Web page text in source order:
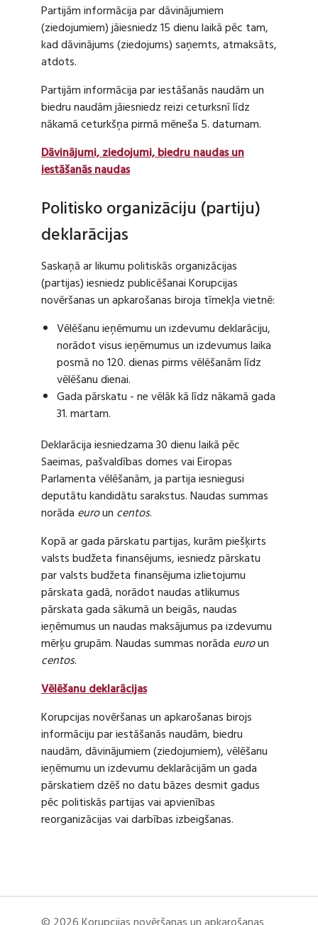
Partijām informācija par dāvinājumiem
(ziedojumiem) jāiesniedz 15 dienu laikā pēc tam,
kad dāvinājums (ziedojums) saņemts, atmaksāts,
atdots.
Partijām informācija par iestāšanās naudām un
biedru naudām jāiesniedz reizi ceturksnī līdz
nākamā ceturkšņa pirmā mēneša 5. datumam.
Dāvinājumi, ziedojumi, biedru naudas un
iestāšanās naudas
Politisko organizāciju (partiju)
deklarācijas
Saskaņā ar likumu politiskās organizācijas
(partijas) iesniedz publicēšanai Korupcijas
novēršanas un apkarošanas biroja tīmekļa vietnē:
Vēlēšanu ieņēmumu un izdevumu deklarāciju,
norādot visus ieņēmumus un izdevumus laika
posmā no 120. dienas pirms vēlēšanām līdz
vēlēšanu dienai.
Gada pārskatu - ne vēlāk kā līdz nākamā gada
31. martam.
Deklarācija iesniedzama 30 dienu laikā pēc
Saeimas, pašvaldības domes vai Eiropas
Parlamenta vēlēšanām, ja partija iesniegusi
deputātu kandidātu sarakstus. Naudas summas
norāda euroun centos.
Kopā ar gada pārskatu partijas, kurām piešķirts
valsts budžeta finansējums, iesniedz pārskatu
par valsts budžeta finansējuma izlietojumu
pārskata gadā, norādot naudas atlikumus
pārskata gada sākumā un beigās, naudas
ieņēmumus un naudas maksājumus pa izdevumu
mērķu grupām. Naudas summas norāda euroun
centos.
Vēlēšanu deklarācijas
Korupcijas novēršanas un apkarošanas birojs
informāciju par iestāšanās naudām, biedru
naudām, dāvinājumiem (ziedojumiem), vēlēšanu
ieņēmumu un izdevumu deklarācijām un gada
pārskatiem dzēš no datu bāzes desmit gadus
pēc politiskās partijas vai apvienības
reorganizācijas vai darbības izbeigšanas.